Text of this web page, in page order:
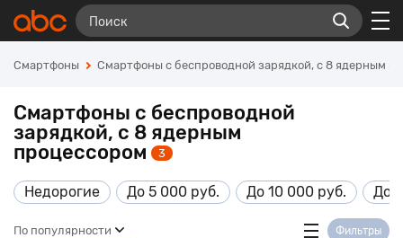
Смартфоны Смартфоны с беспроводной зарядкой, с 8 ядерным
Смартфоны с беспроводной
зарядкой, с 8 ядерным
процессором
3
Недорогие До 5 000 руб. До 10 000 руб. До
По популярности Фильтры